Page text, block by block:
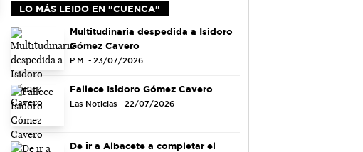
LO MÁS LEIDO EN "CUENCA"
Multitudinaria despedida a Isidoro
Gómez Cavero
P.M. - 23/07/2026
Fallece Isidoro Gómez Cavero
Las Noticias - 22/07/2026
De ir a Albacete a completar el